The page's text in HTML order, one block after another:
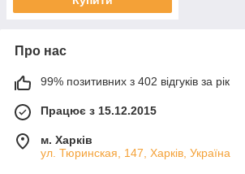
Про нас
99% позитивних з 402 відгуків за рік
Працює з 15.12.2015
м. Харків
ул. Тюринская, 147, Харків, Україна